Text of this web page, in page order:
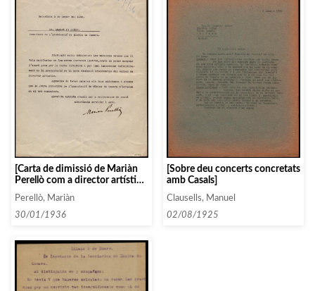
[Carta de dimissió de Mariàn
Perellò com a director artístic
Càmera]
Perellò, Mariàn
30/01/1936
[Sobre deu concerts concretats
amb Casals]
Clausells, Manuel
02/08/1925